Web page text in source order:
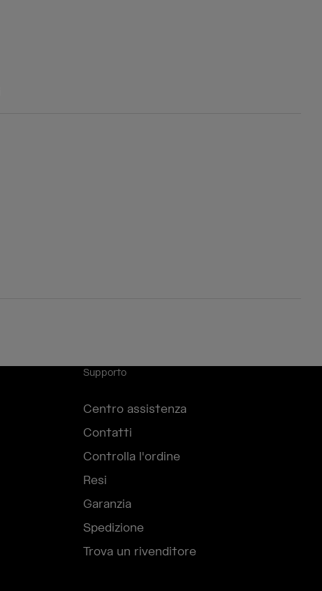
Supporto
Centro assistenza
Contatti
Controlla l'ordine
Resi
Garanzia
Spedizione
Trova un rivenditore